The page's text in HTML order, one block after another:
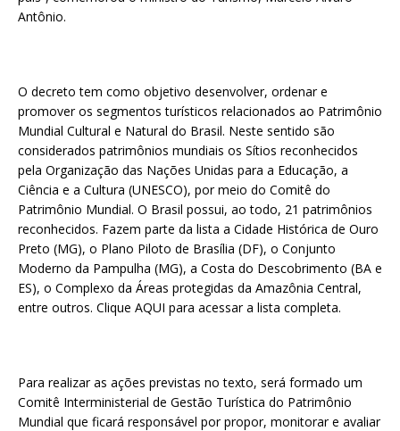
Antônio.
O decreto tem como objetivo desenvolver, ordenar e
promover os segmentos turísticos relacionados ao Patrimônio
Mundial Cultural e Natural do Brasil. Neste sentido são
considerados patrimônios mundiais os Sítios reconhecidos
pela Organização das Nações Unidas para a Educação, a
Ciência e a Cultura (UNESCO), por meio do Comitê do
Patrimônio Mundial. O Brasil possui, ao todo, 21 patrimônios
reconhecidos. Fazem parte da lista a Cidade Histórica de Ouro
Preto (MG), o Plano Piloto de Brasília (DF), o Conjunto
Moderno da Pampulha (MG), a Costa do Descobrimento (BA e
ES), o Complexo da Áreas protegidas da Amazônia Central,
entre outros. Clique AQUI para acessar a lista completa.
Para realizar as ações previstas no texto, será formado um
Comitê Interministerial de Gestão Turística do Patrimônio
Mundial que ficará responsável por propor, monitorar e avaliar